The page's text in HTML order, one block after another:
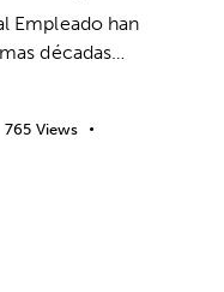
Empleado han
décadas…
765 Views